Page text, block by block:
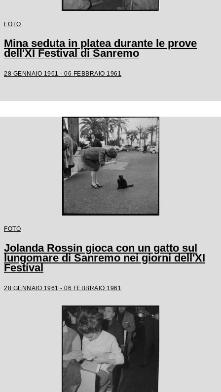
FOTO
Mina seduta in platea durante le prove
dell'XI Festival di Sanremo
28 GENNAIO 1961 - 06 FEBBRAIO 1961
FOTO
Jolanda Rossin gioca con un gatto sul
lungomare di Sanremo nei giorni dell'XI
Festival
28 GENNAIO 1961 - 06 FEBBRAIO 1961